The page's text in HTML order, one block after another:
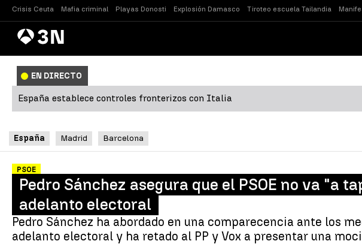
Crisis Ceuta Mafia criminal Playas Donosti Explosión Damasco Tiroteo escuela Tailandia
AntenaNoticias
EN DIRECTO
España establece controles fronterizos con Italia
España Madrid Barcelona
PSOE
Pedro Sánchez asegura que el PSOE no va
adelanto electoral
Pedro Sánchez ha abordado en una comparecencia ante los
adelanto electoral y ha retado al PP y Vox a presentar una